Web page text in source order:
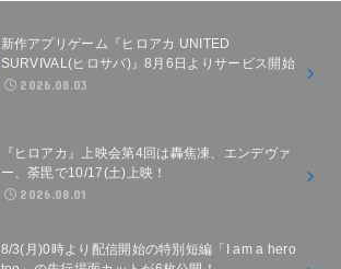
新作アプリゲーム『ヒロアカ UNITED
SURVIVAL(ヒロサバ)』8月6日よりサービス開始
2026.08.03
『ヒロアカ』上映会第4回は轟焦凍、エンデヴァ
ー、荼毘で10/17(土)上映！
2026.08.01
8/3(月)0時より配信開始の特別短編「I am a hero